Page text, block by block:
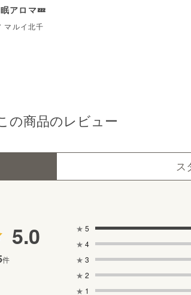
アロマ💤
マルイ北千
の商品のレビュー
ス
5.0
件
★ 5
★ 4
★ 3
★ 2
★ 1